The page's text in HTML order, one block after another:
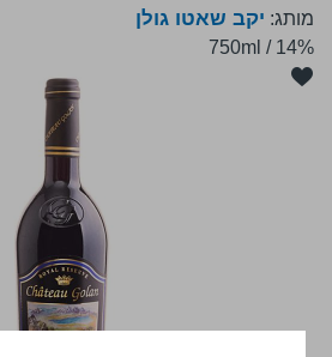
מותג: יקב שאטו גולן
750ml / 14%
לדלג
לסוף